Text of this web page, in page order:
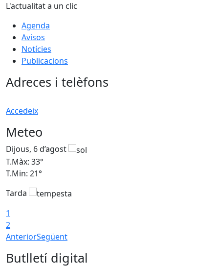
L'actualitat a un clic
Agenda
Avisos
Notícies
Publicacions
Adreces i telèfons
Accedeix
Meteo
Dijous, 6 d’agost
T.Màx: 33°
T.Min: 21°
Tarda
1
2
AnteriorSegüent
Butlletí digital